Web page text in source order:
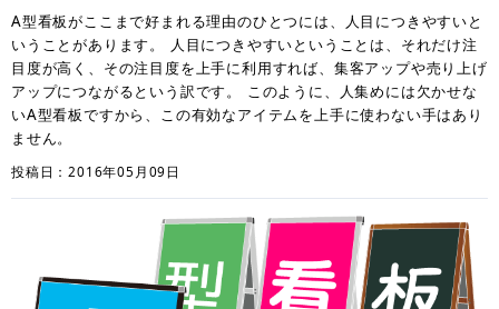
A型看板がここまで好まれる理由のひとつには、人目につきやすいと
いうことがあります。 人目につきやすいということは、それだけ注
目度が高く、その注目度を上手に利用すれば、集客アップや売り上げ
アップにつながるという訳です。 このように、人集めには欠かせな
いA型看板ですから、この有効なアイテムを上手に使わない手はあり
ません。
投稿日：2016年05月09日